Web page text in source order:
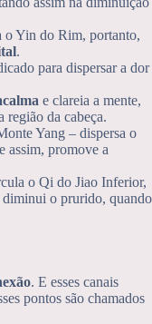
Yin do Rim, portanto,
.
para dispersar a dor
e clareia a mente,
região da cabeça.
Yang – dispersa o
assim, promove a
o Qi do Jiao Inferior,
diminui o prurido, quando
. E esses canais
pontos são chamados